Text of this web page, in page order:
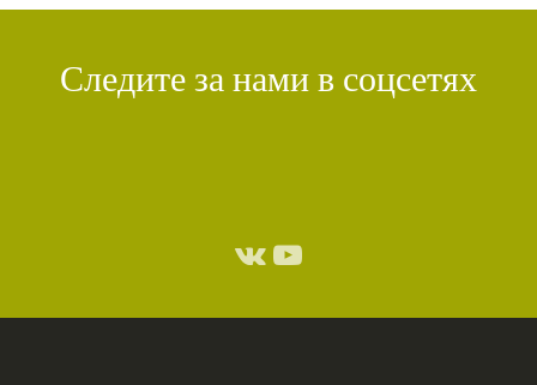
Следите за нами в соцсетях